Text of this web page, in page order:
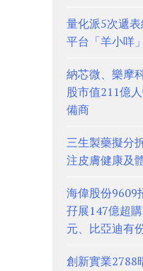
量化派5次遞
平台「羊小咩
納芯微、樂摩
股市值211億
備商
三生製藥擬分
注皮膚健康及
海偉股份9609
孖展147億超
元、比亞迪有
創新實業2788